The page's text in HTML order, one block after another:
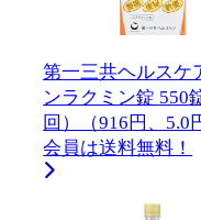
第一三共ヘルスケ
ンラクミン錠 550
回）（916円、5.0
会員は送料無料！